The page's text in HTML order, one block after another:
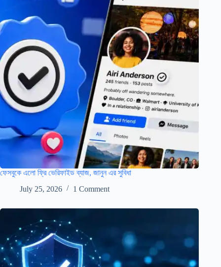
ফেসবুকে এলো ফ্রি ভেরিফাইড ব্যাজ, জানুন এর সুবিধা
July 25, 2026
1 Comment